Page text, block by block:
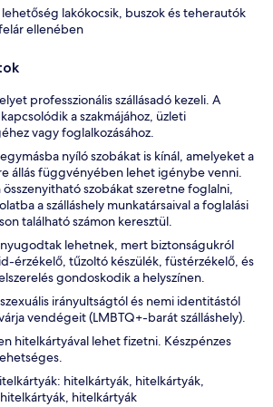
lehetőség lakókocsik, buszok és teherautók
ellenében
professzionális szállásadó kezeli. A
a szakmájához, üzleti
vagy foglalkozásához.
nyíló szobákat is kínál, amelyeket a
állás függvényében lehet igénybe venni.
szobákat szeretne foglalni,
a szálláshely munkatársaival a foglalási
található számon keresztül.
lehetnek, mert biztonságukról
érzékelő, tűzoltó készülék, füstérzékelő, és
gondoskodik a helyszínen.
irányultságtól és nemi identitástól
vendégeit (LMBTQ+-barát szálláshely).
hitelkártyával lehet fizetni. Készpénzes
hitelkártyák, hitelkártyák,
hitelkártyák